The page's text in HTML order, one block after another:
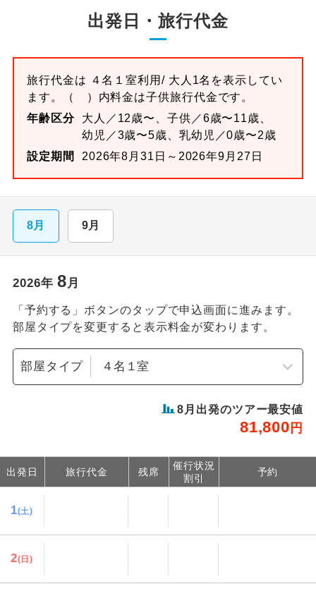
出発日・旅行代金
旅行代金は ４名１室利用/ 大人1名を表示してい
ます。
（ ）内料金は子供旅行代金です。
年齢区分
大人／12歳〜、子供／6歳〜11歳、
幼児／3歳〜5歳、乳幼児／0歳〜2歳
設定期間
2026年8月31日～2026年9月27日
8月 9月
2026年 8月
「予約する」ボタンのタップで申込画面に進みます。
部屋タイプを変更すると表示料金が変わります。
部屋タイプ
8 月出発のツアー最安値
81,800 円
出発日 旅行代金 残席
催行状況
割引
予約
1(土)
2(日)